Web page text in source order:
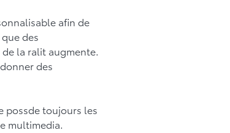
afin de
des
la ralit augmente.
des
possde toujours les
multimedia.